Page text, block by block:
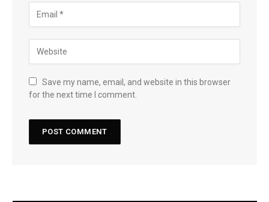
Save my name, email, and website in this browser
for the next time I comment.